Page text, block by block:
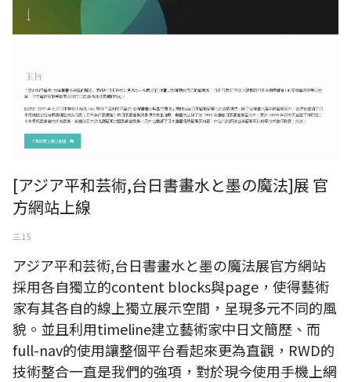
[アジア平和芸術,台日書畫水と墨の魔法]展 官
方網站上線
三 15
アジア平和芸術,台日書畫水と墨の魔法展官方網站
採用各自獨立的content blocks與page，使得藝術
家有其各自的線上獨立展示空間，呈現多元不同的風
貌。並且利用timeline建立藝術家中日文簡歷、而
full-nav的使用讓整個平台看起來更為直觀，RWD的
技術整合一直是我們的強項，對於現今使用手機上網